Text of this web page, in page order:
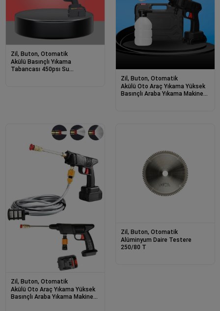
Zil, Buton, Otomatik
Akülü Basınçlı Yıkama
Tabancası 450psı Su
Zil, Buton, Otomatik
Akülü Oto Araç Yıkama Yüksek
Basınçlı Araba Yıkama Makinesi
Zil, Buton, Otomatik
Akülü Oto Araç Yıkama Yüksek
Basınçlı Araba Yıkama Makinesi
Zil, Buton, Otomatik
Alüminyum Daire Testere
250/80 T